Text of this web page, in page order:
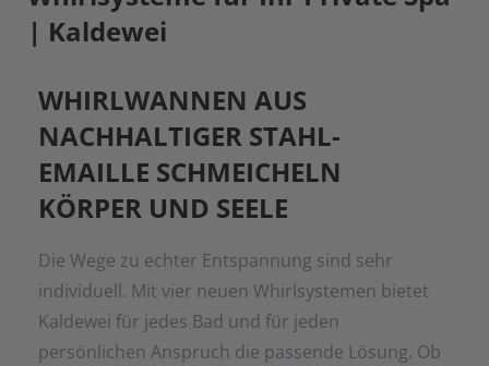
| Kaldewei
WHIRLWANNEN AUS
NACHHALTIGER STAHL-
EMAILLE SCHMEICHELN
KÖRPER UND SEELE
Die Wege zu echter Entspannung sind sehr
individuell. Mit vier neuen Whirlsystemen bietet
Kaldewei für jedes Bad und für jeden
persönlichen Anspruch die passende Lösung. Ob